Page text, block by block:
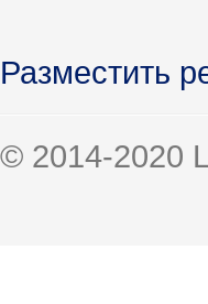
Разместить
© 2014-2020